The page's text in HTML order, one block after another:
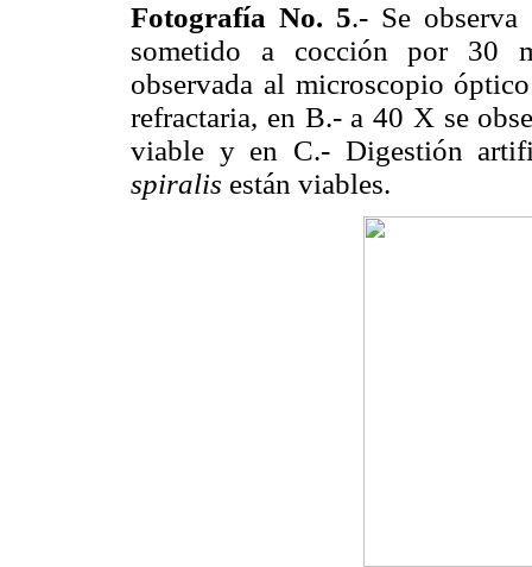
Fotografía No. 5.- Se
sometido a cocción por 30
observada al microscopio
refractaria, en B.- a 40 X se
viable y en C.- Digestión
spiralis están viables.